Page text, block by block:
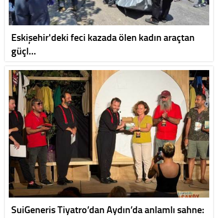
Eskişehir'deki feci kazada ölen kadın araçtan
güçl…
SuiGeneris Tiyatro’dan Aydın’da anlamlı sahne: